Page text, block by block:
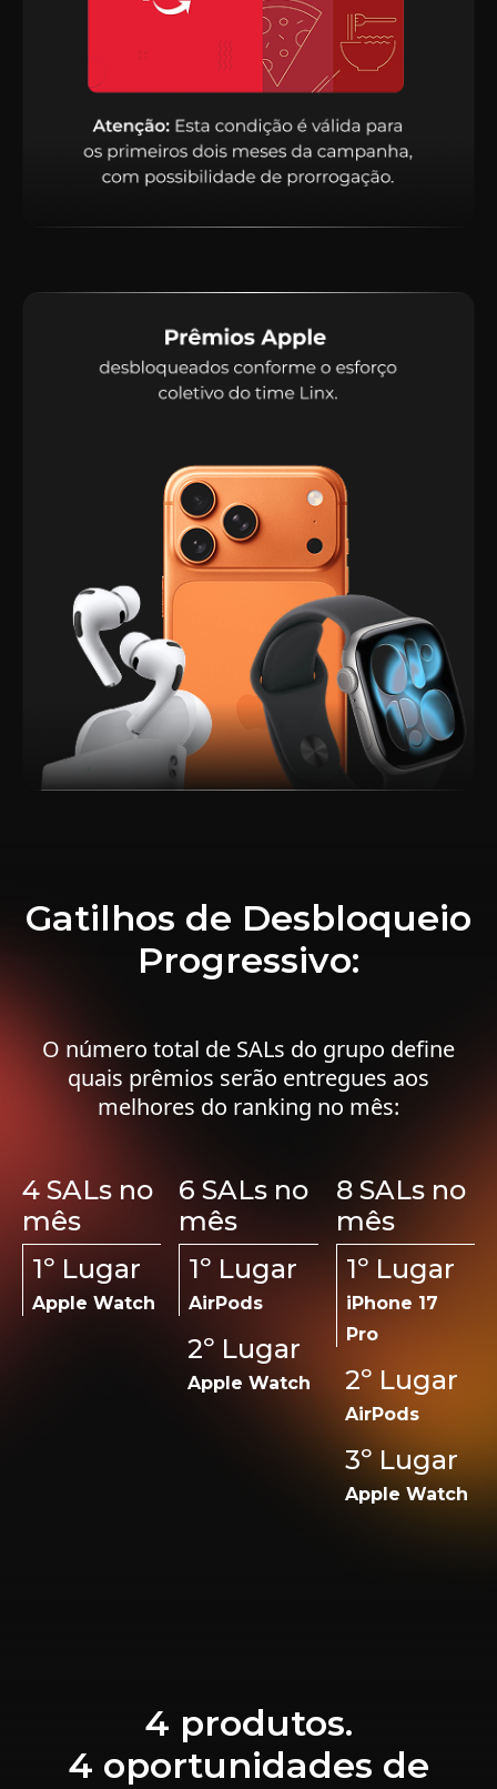
Gatilhos de Desbloqueio
Progressivo:
O número total de SALs do grupo define
quais prêmios serão entregues aos
melhores do ranking no mês:
4 SALs no
mês
1º Lugar
Apple Watch
6 SALs no
mês
1º Lugar
AirPods
2º Lugar
Apple Watch
8 SALs no
mês
1º Lugar
iPhone 17
Pro
2º Lugar
AirPods
3º Lugar
Apple Watch
4 produtos.
4 oportunidades de